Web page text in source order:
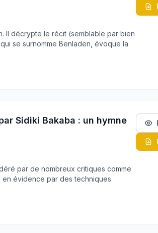
Il décrypte le récit (semblable par bien
se surnomme Benladen, évoque la
Sidiki Bakaba : un hymne
par de nombreux critiques comme
en évidence par des techniques